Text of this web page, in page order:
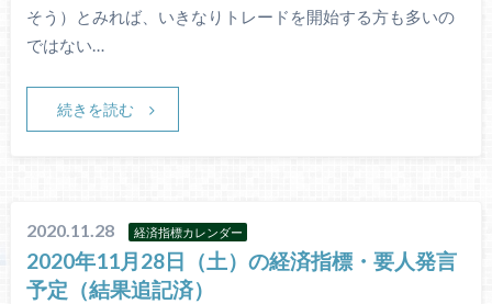
そう）とみれば、いきなりトレードを開始する方も多いの
ではない…
続きを読む
2020.11.28 経済指標カレンダー
2020年11月28日（土）の経済指標・要人発言
予定（結果追記済）